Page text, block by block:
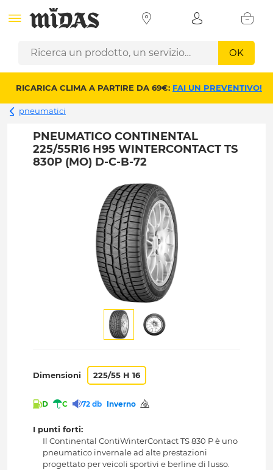
OK
RICARICA CLIMA A PARTIRE DA 69€: FAI UN PREVENTIVO!
pneumatici
PNEUMATICO CONTINENTAL
225/55R16 H95 WINTERCONTACT TS
830P (MO) D-C-B-72
Dimensioni 225/55 H 16
D C 72 db Inverno
I punti forti:
Il Continental ContiWinterContact TS 830 P è uno
pneumatico invernale ad alte prestazioni
progettato per veicoli sportivi e berline di lusso.